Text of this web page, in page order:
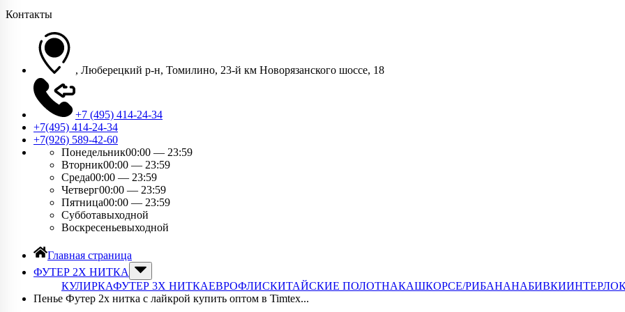
Контакты
, Люберецкий р-н, Томилино, 23-й км Новорязанского шоссе, 18​
+7 (495) 414-24-34
+7(495) 414-24-34​
+7(926) 589-42-60
Понедельник00:00 — 23:59
Вторник00:00 — 23:59
Среда00:00 — 23:59
Четверг00:00 — 23:59
Пятница00:00 — 23:59
Субботавыходной
Воскресеньевыходной
Главная страница
ФУТЕР 2Х НИТКА
КУЛИРКАФУТЕР 3Х НИТКАЕВРОФЛИСКИТАЙСКИЕ ПОЛОТНАКАШКОРСЕ/РИБАНАНАБИВКИ
Пенье Футер 2х нитка с лайкрой купить оптом в Timtex...